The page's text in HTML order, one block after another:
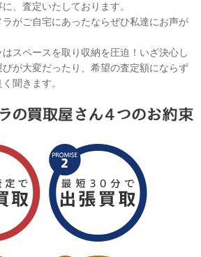
、査定いたしております。
がご自宅にあったならぜひ私達にお声が
スペースを取り収納を圧迫！いざ決心し
が大変だったり、希望の査定額にならず
聞きます。